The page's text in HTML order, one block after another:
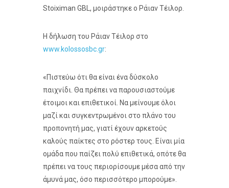
Stoiximan GBL, μοιράστηκε ο Ράιαν Τέιλορ.
Η δήλωση του Ράιαν Τέιλορ στο
www.kolossosbc.gr:
«Πιστεύω ότι θα είναι ένα δύσκολο
παιχνίδι. Θα πρέπει να παρουσιαστούμε
έτοιμοι και επιθετικοί. Να μείνουμε όλοι
μαζί και συγκεντρωμένοι στο πλάνο του
προπονητή μας, γιατί έχουν αρκετούς
καλούς παίκτες στο ρόστερ τους. Είναι μία
ομάδα που παίζει πολύ επιθετικά, οπότε θα
πρέπει να τους περιορίσουμε μέσα από την
άμυνά μας, όσο περισσότερο μπορούμε».